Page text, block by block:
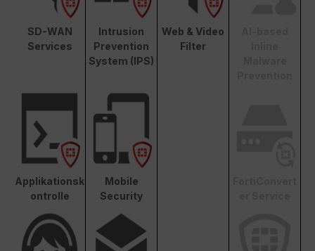
SD-WAN
Services
Intrusion
Prevention
System (IPS)
Web & Video
Filter
Applikationsk
ontrolle
Mobile
Security